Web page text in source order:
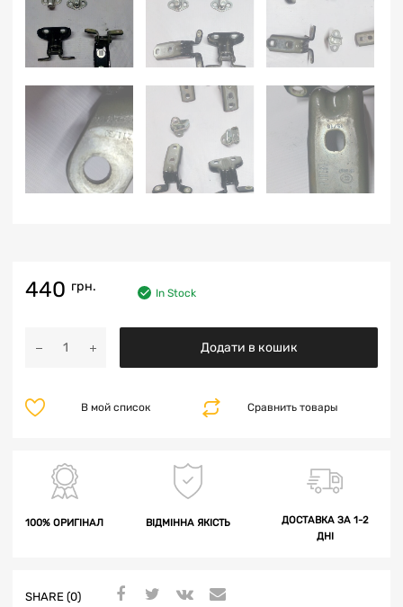
440 грн. In Stock
Додати в кошик
Сравнить товары
В мой список
100% ОРИГІНАЛ ВІДМІННА ЯКІСТЬ
ДОСТАВКА ЗА 1-2
ДНІ
SHARE (0)